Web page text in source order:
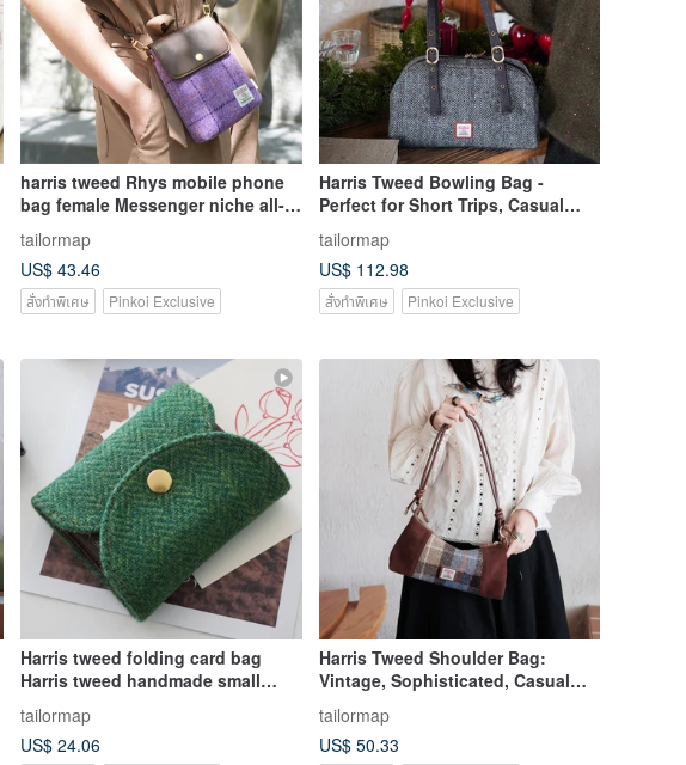
harris tweed Rhys mobile phone
bag female Messenger niche all-
match mini bag summer
lightweight small satchel
tailormap
US$ 43.46
สั่งทำพิเศษ Pinkoi Exclusive
Harris Tweed Bowling Bag -
Perfect for Short Trips, Casual
Travel, Work, and Commuting
tailormap
US$ 112.98
สั่งทำพิเศษ Pinkoi Exclusive
Harris tweed folding card bag
Harris tweed handmade small
wallet retro portable mini coin
purse
tailormap
US$ 24.06
Harris Tweed Shoulder Bag:
Vintage, Sophisticated, Casual
Chic, Versatile for Commuting
tailormap
US$ 50.33